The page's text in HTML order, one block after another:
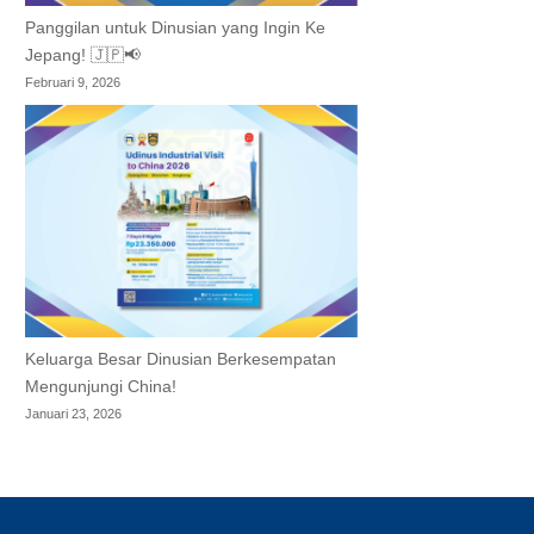
Panggilan untuk Dinusian yang Ingin Ke
Jepang! 🇯🇵📢
Februari 9, 2026
Keluarga Besar Dinusian Berkesempatan
Mengunjungi China!
Januari 23, 2026